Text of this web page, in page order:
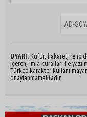
UYARI: Küfür, hakaret,
içeren, imla kuralları ile
Türkçe karakter
onaylanmamaktadır.